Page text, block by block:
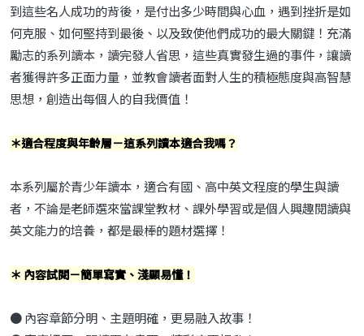
到這些名人成功的背後，是付出多少時間與心血，遇到挫折是如
何克服、如何堅持到最後、以及致使他們成功的最大關鍵！充滿
勵志的系列讀本，讀完發人省思，這些真實發生過的事件，讓讀
者獲得許多正面力量，並教會讀者面對人生的積極態度與高智慧
思想，創造出每個人的自我價值！
＊適合程度與年齡層－這系列讀本適合我嗎？
本系列屬於青少年讀本，適合有國、高中英文程度的學生與讀
者，不論是老師選來當課堂教材、課外學習或是個人興趣閱讀與
英文能力的培養，都是最棒的題材選擇！
＊ 內容試閱－簡單寫實、淺顯易懂！
● 內容章節分明、主題明確，更易融入故事！